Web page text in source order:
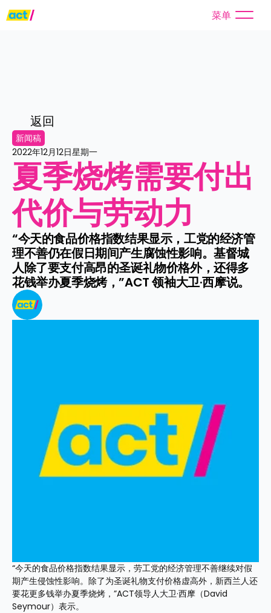
菜单
返回
新闻稿
2022年12月12日星期一
夏季烧烤需要付出
代价与劳动力
“今天的食品价格指数结果显示，工党的经济管
理不善仍在假日期间产生腐蚀性影响。基督城
人除了要支付高昂的圣诞礼物价格外，还得多
花钱举办夏季烧烤，”ACT 领袖大卫·西摩说。
“今天的食品价格指数结果显示，劳工党的经济管理不善继续对假
期产生侵蚀性影响。除了为圣诞礼物支付价格虚高外，新西兰人还
要花更多钱举办夏季烧烤，”ACT领导人大卫·西摩（David
Seymour）表示。